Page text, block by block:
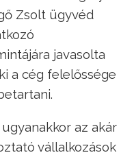
Zsolt ügyvéd
javasolta
a cég felelőssége
az akár
vállalkozások